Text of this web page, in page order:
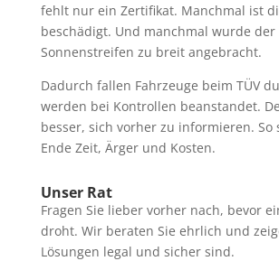
fehlt nur ein Zertifikat. Manchmal ist
beschädigt. Und manchmal wurde der
Sonnenstreifen zu breit angebracht.
Dadurch fallen Fahrzeuge beim TÜV
werden bei Kontrollen beanstandet.
besser, sich vorher zu informieren. So
Ende Zeit, Ärger und Kosten.
Unser Rat
Fragen Sie lieber vorher nach, bevor
droht. Wir beraten Sie ehrlich und
Lösungen legal und sicher sind.